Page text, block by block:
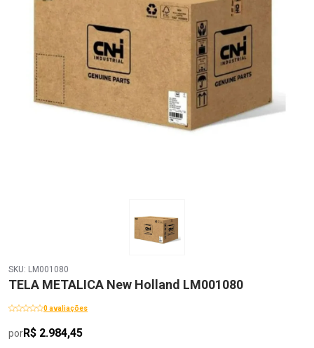
SKU: LM001080
TELA METALICA New Holland LM001080
0 avaliações
porR$ 2.984,45